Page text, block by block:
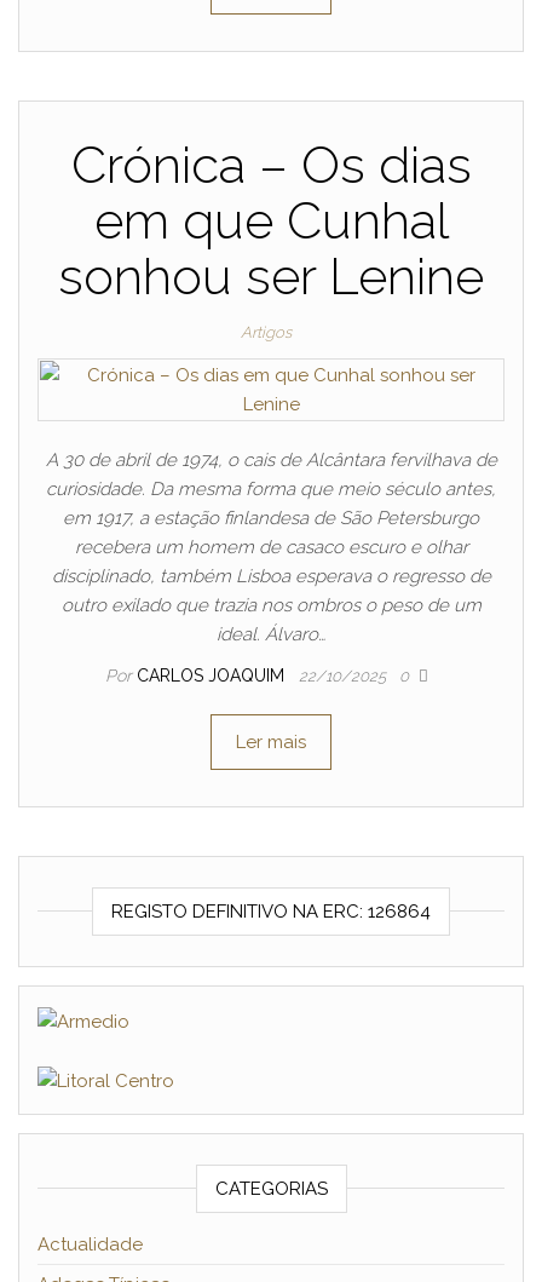
Crónica – Os dias
em que Cunhal
sonhou ser Lenine
Artigos
A 30 de abril de 1974, o cais de Alcântara fervilhava de
curiosidade. Da mesma forma que meio século antes,
em 1917, a estação finlandesa de São Petersburgo
recebera um homem de casaco escuro e olhar
disciplinado, também Lisboa esperava o regresso de
outro exilado que trazia nos ombros o peso de um
ideal. Álvaro…
Por CARLOS JOAQUIM 22/10/2025 0
Ler mais
REGISTO DEFINITIVO NA ERC: 126864
CATEGORIAS
Actualidade